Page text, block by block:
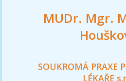
MUDr. Mgr.
SOUKROMÁ PRAXE
LÉKAŘE